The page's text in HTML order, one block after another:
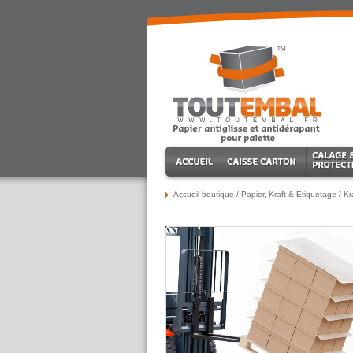
Accueil boutique / Papier, Kraft & Etiquetage /